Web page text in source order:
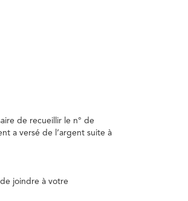
de recueillir le n° de
a versé de l’argent suite à
joindre à votre